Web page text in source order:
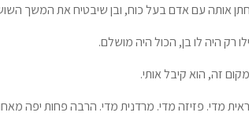
אותה עם אדם בעל כוח, ובן שיבטיח את המשך
רק היה לו בן, הכול היה מושלם.
זה, הוא קיבל אותי.
מדי. פזיזה מדי. מרדנית מדי. הרבה פחות יפה